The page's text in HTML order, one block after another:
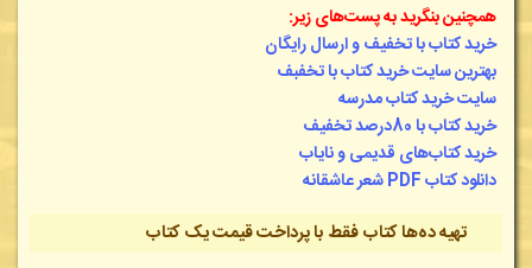
همچنین بنگرید به پست‌های زیر:
خرید کتاب با تخفیف و ارسال رایگان
بهترین سایت خرید کتاب با تخفبف
سایت خرید کتاب مدرسه
خرید کتاب با 80درصد تخفیف
خرید کتاب‌های قدیمی و نایاب
دانلود کتاب PDF شعر عاشقانه
تهیه ده‌ها کتاب فقط با پرداخت قیمت یک کتاب